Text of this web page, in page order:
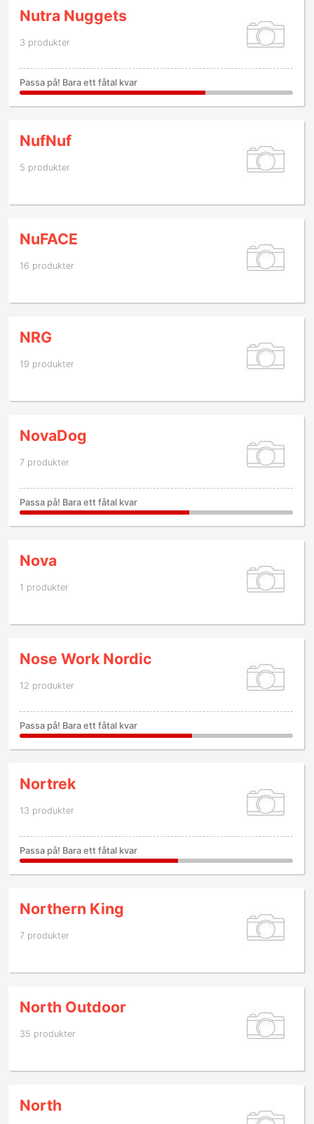
Nutra Nuggets
3 produkter
Passa på! Bara ett fåtal kvar
NufNuf
5 produkter
NuFACE
16 produkter
NRG
19 produkter
NovaDog
7 produkter
Passa på! Bara ett fåtal kvar
Nova
1 produkter
Nose Work Nordic
12 produkter
Passa på! Bara ett fåtal kvar
Nortrek
13 produkter
Passa på! Bara ett fåtal kvar
Northern King
7 produkter
North Outdoor
35 produkter
North